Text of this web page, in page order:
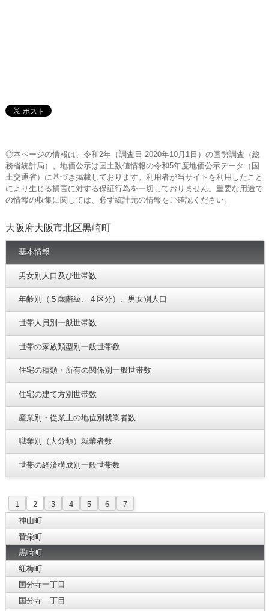
◎本ページの情報は、令和2年（調査日 2020年10月1日）の国勢調査（総
務省統計局）、地価公示は国土数値情報の令和5年度地価公示データ（国
土交通省）に基づき掲載しております。利用者が当サイトを利用したこと
により生じる損害に対する保証行為を一切しておりません。重要な用途で
の情報の収集に関しては、必ず統計元の情報をご確認ください。
大阪府大阪市北区黒崎町
基本情報
男女別人口及び世帯数
年齢別（５歳階級、４区分）、男女別人口
世帯人員別一般世帯数
世帯の家族類型別一般世帯数
住宅の種類・所有の関係別一般世帯数
住宅の建て方別世帯数
産業別・従業上の地位別就業者数
職業別（大分類）就業者数
世帯の経済構成別一般世帯数
1 2 3 4 5 6
7
神山町
菅栄町
黒崎町
紅梅町
国分寺一丁目
国分寺二丁目